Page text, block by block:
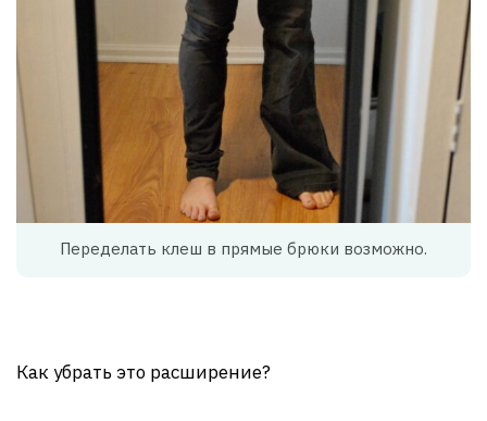
Переделать клеш в прямые брюки возможно.
Как убрать это расширение?